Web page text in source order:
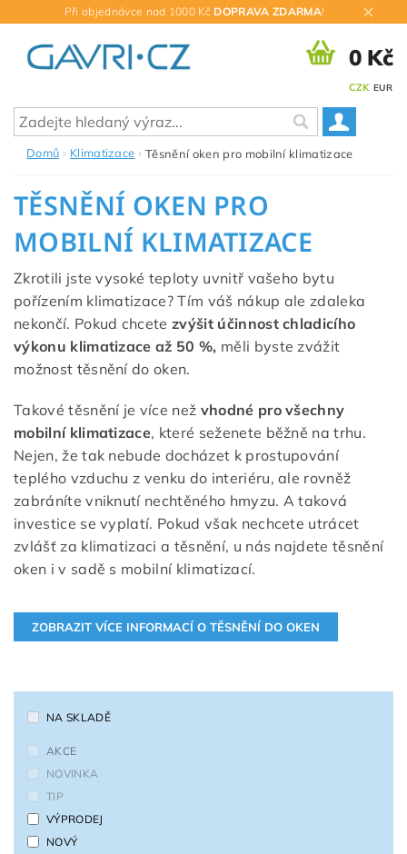
Při objednávce nad 1000 Kč DOPRAVA ZDARMA!
CZK EUR
0 Kč
Domů Klimatizace Těsnění oken pro mobilní klimatizace
TĚSNĚNÍ OKEN PRO
MOBILNÍ KLIMATIZACE
Zkrotili jste vysoké teploty uvnitř vašeho bytu
pořízením klimatizace? Tím váš nákup ale zdaleka
nekončí. Pokud chcetezvýšit účinnost chladicího
výkonu klimatizace až 50 %, měli byste zvážit
možnost těsnění do oken.
Takové těsnění je více než vhodné pro všechny
mobilní klimatizace, které seženete běžně na trhu.
Nejen, že tak nebude docházet k prostupování
teplého vzduchu z venku do interiéru, ale rovněž
zabráníte vniknutí nechtěného hmyzu. A taková
investice se vyplatí. Pokud však nechcete utrácet
zvlášť za klimatizaci a těsnění, u nás najdete těsnění
oken i v sadě s mobilní klimatizací.
NA SKLADĚ
AKCE
NOVINKA
TIP
VÝPRODEJ
NOVÝ